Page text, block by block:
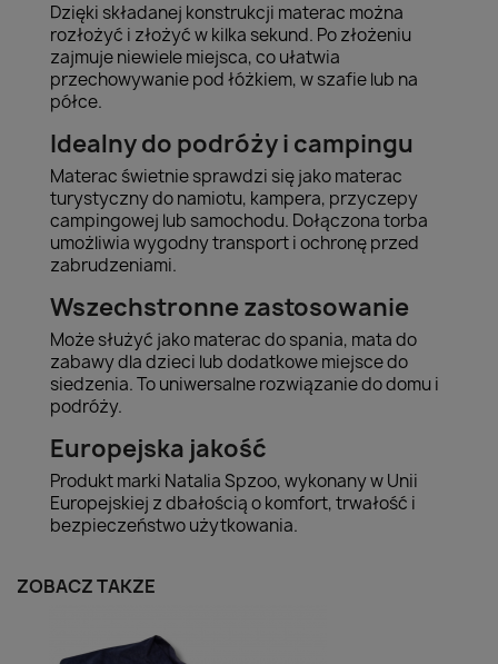
Dzięki składanej konstrukcji materac można
rozłożyć i złożyć w kilka sekund. Po złożeniu
zajmuje niewiele miejsca, co ułatwia
przechowywanie pod łóżkiem, w szafie lub na
półce.
Idealny do podróży i campingu
Materac świetnie sprawdzi się jako materac
turystyczny do namiotu, kampera, przyczepy
campingowej lub samochodu. Dołączona torba
umożliwia wygodny transport i ochronę przed
zabrudzeniami.
Wszechstronne zastosowanie
Może służyć jako materac do spania, mata do
zabawy dla dzieci lub dodatkowe miejsce do
siedzenia. To uniwersalne rozwiązanie do domu i
podróży.
Europejska jakość
Produkt marki Natalia Spzoo, wykonany w Unii
Europejskiej z dbałością o komfort, trwałość i
bezpieczeństwo użytkowania.
ZOBACZ TAKŻE